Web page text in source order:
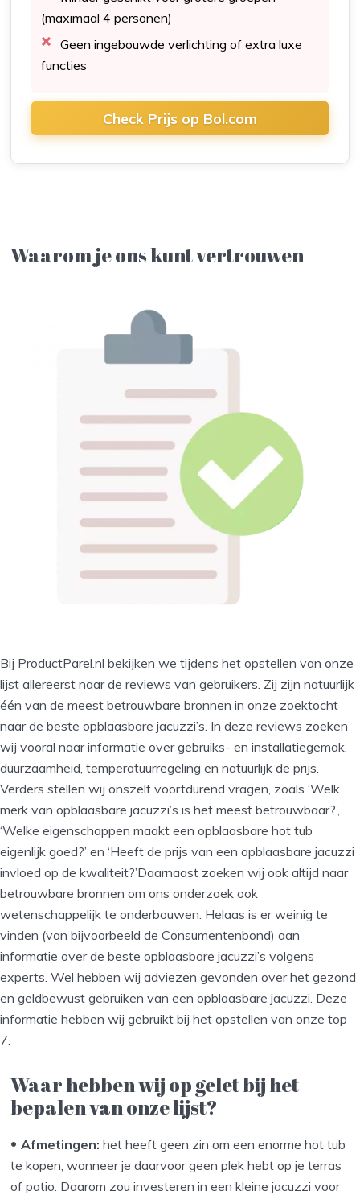
(maximaal 4 personen)
Geen ingebouwde verlichting of extra luxe
functies
Check Prijs op Bol.com
Waarom je ons kunt vertrouwen
Bij ProductParel.nl bekijken we tijdens het opstellen van onze
lijst allereerst naar de reviews van gebruikers. Zij zijn natuurlijk
één van de meest betrouwbare bronnen in onze zoektocht
naar de beste opblaasbare jacuzzi’s. In deze reviews zoeken
wij vooral naar informatie over gebruiks- en installatiegemak,
duurzaamheid, temperatuurregeling en natuurlijk de prijs.
Verders stellen wij onszelf voortdurend vragen, zoals ‘Welk
merk van opblaasbare jacuzzi’s is het meest betrouwbaar?’,
‘Welke eigenschappen maakt een opblaasbare hot tub
eigenlijk goed?’ en ‘Heeft de prijs van een opblaasbare jacuzzi
invloed op de kwaliteit?’Daarnaast zoeken wij ook altijd naar
betrouwbare bronnen om ons onderzoek ook
wetenschappelijk te onderbouwen. Helaas is er weinig te
vinden (van bijvoorbeeld de Consumentenbond) aan
informatie over de beste opblaasbare jacuzzi’s volgens
experts. Wel hebben wij adviezen gevonden over het gezond
en geldbewust gebruiken van een opblaasbare jacuzzi. Deze
informatie hebben wij gebruikt bij het opstellen van onze top
7.
Waar hebben wij op gelet bij het
bepalen van onze lijst?
Afmetingen:het heeft geen zin om een enorme hot tub
te kopen, wanneer je daarvoor geen plek hebt op je terras
of patio. Daarom zou investeren in een kleine jacuzzi voor